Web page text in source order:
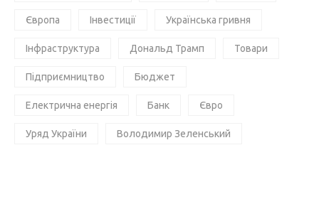
Європа Інвестиції Українська гривня
Інфраструктура Дональд Трамп Товари
Підприємництво Бюджет
Електрична енергія Банк Євро
Уряд України Володимир Зеленський